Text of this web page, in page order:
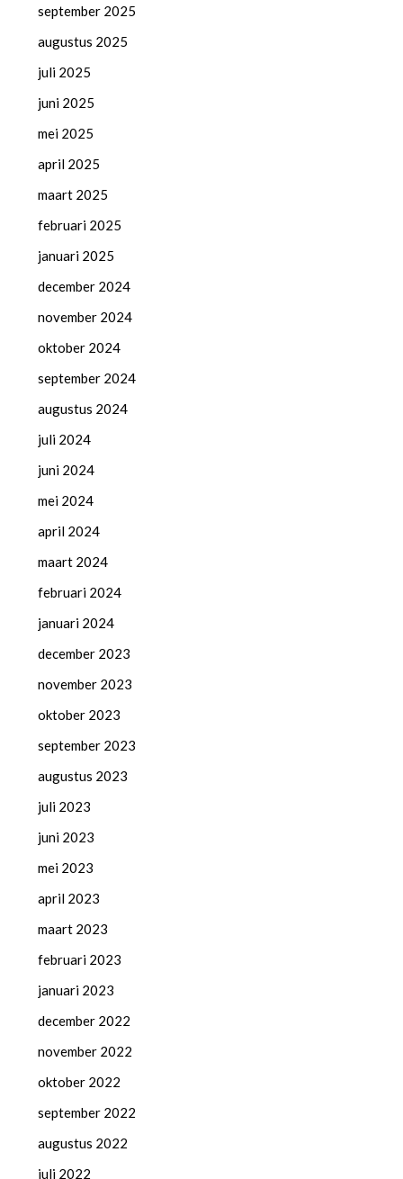
september 2025
augustus 2025
juli 2025
juni 2025
mei 2025
april 2025
maart 2025
februari 2025
januari 2025
december 2024
november 2024
oktober 2024
september 2024
augustus 2024
juli 2024
juni 2024
mei 2024
april 2024
maart 2024
februari 2024
januari 2024
december 2023
november 2023
oktober 2023
september 2023
augustus 2023
juli 2023
juni 2023
mei 2023
april 2023
maart 2023
februari 2023
januari 2023
december 2022
november 2022
oktober 2022
september 2022
augustus 2022
juli 2022